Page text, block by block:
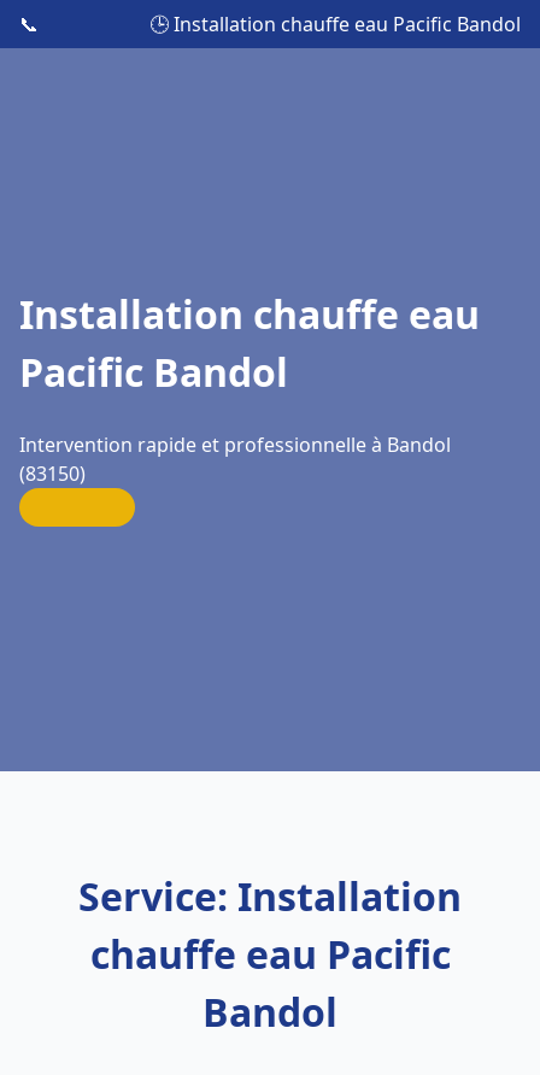
📞 🕒 Installation chauffe eau Pacific Bandol
Installation chauffe eau
Pacific Bandol
Intervention rapide et professionnelle à Bandol
(83150)
Service: Installation
chauffe eau Pacific
Bandol